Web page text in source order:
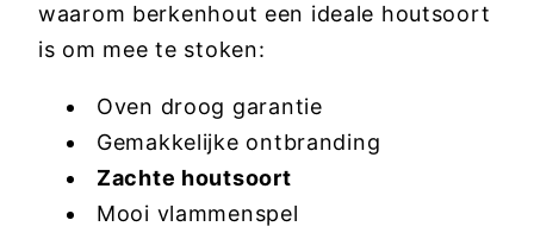
waarom berkenhout een ideale houtsoort
is om mee te stoken:
Oven droog garantie
Gemakkelijke ontbranding
Zachte houtsoort
Mooi vlammenspel